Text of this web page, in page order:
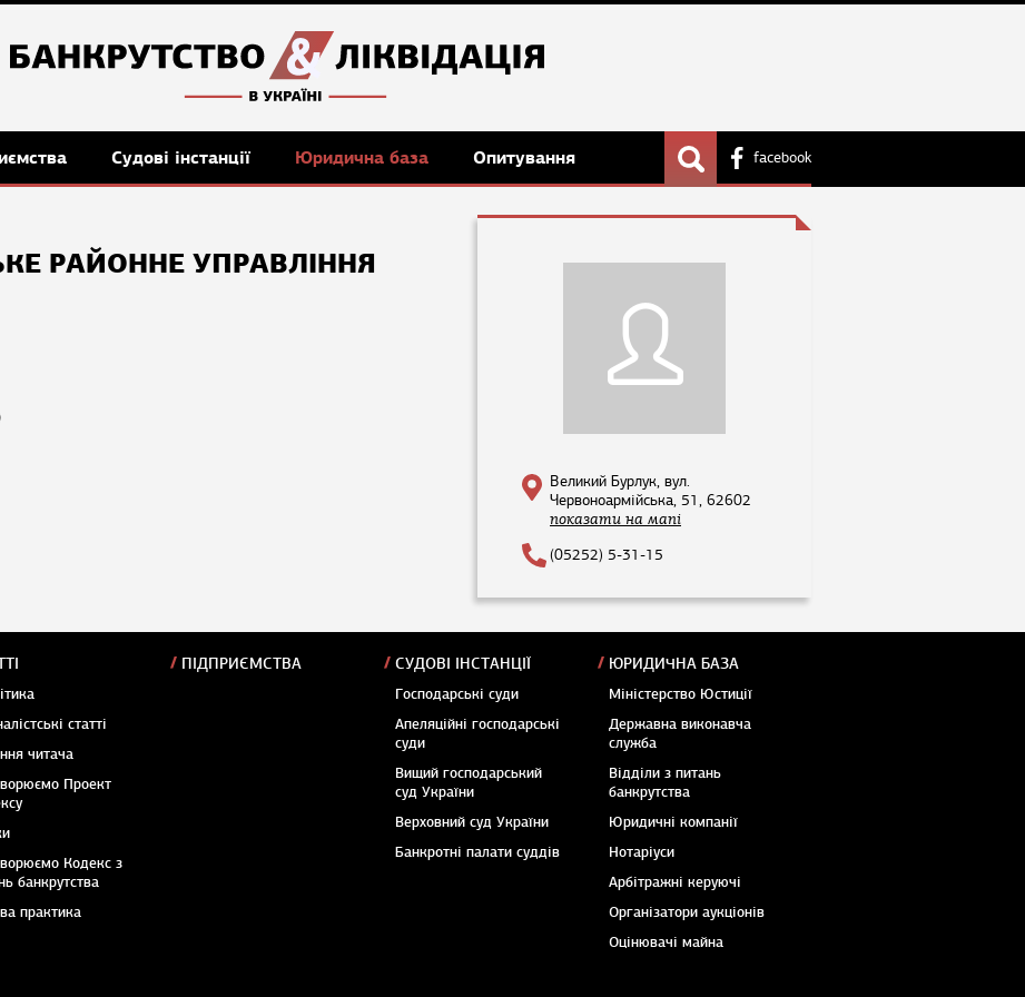
Судові інстанції Юридична база Опитування facebook
РАЙОННЕ УПРАВЛІННЯ
Великий Бурлук, вул.
Червоноармійська, 51, 62602
показати на мапі
(05252) 5-31-15
статті
читача
Проект
Кодекс з
банкрутства
практика
ПІДПРИЄМСТВА СУДОВІ ІНСТАНЦІЇ
Господарські суди
Апеляційні господарські
суди
Вищий господарський
суд України
Верховний суд України
Банкротні палати суддів
ЮРИДИЧНА БАЗА
Міністерство Юстиції
Державна виконавча
служба
Відділи з питань
банкрутства
Юридичні компанії
Нотаріуси
Арбітражні керуючі
Організатори аукціонів
Оцінювачі майна